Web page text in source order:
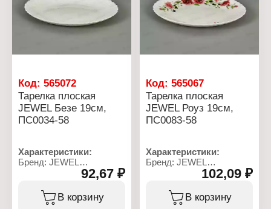
Использование в
микроволновой печи: Да
Использование в
микроволновой печи: Да
Код: 565072
Тарелка плоская
JEWEL Безе 19см,
ПС0034-58
Характеристики:
Бренд: JEWEL
Артикул: ПС0034-58
Тип товара: Тарелка
Модель: "Безе"
Вид: плоская
92,67 ₽
В корзину
Код:565067
Тарелка плоская
JEWEL Роуз 19см,
ПС0083-58
Характеристики:
Бренд: JEWEL
Артикул: ПС0083-58
Тип товара: Тарелка
Модель: "Роуз"
Вид: плоская
102,09 ₽
В корзину